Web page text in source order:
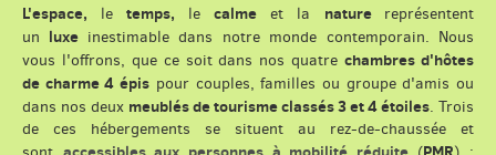
L'espace,
le temps, le calme et la nature représentent
un luxe inestimable dans notre monde contemporain. Nous
vous l'offrons, que ce soit dans nos quatrechambres d'hôtes
de charme 4 épis pour couples, familles ou groupe d'amis ou
dans nos deux meublés de tourisme classés 3 et 4 étoiles. Trois
de ces hébergements se situent au rez-de-chaussée et